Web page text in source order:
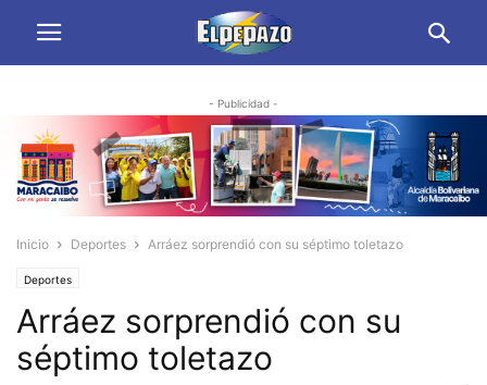
- Publicidad -
Inicio Deportes Arráez sorprendió con su séptimo toletazo
Deportes
Arráez sorprendió con su
séptimo toletazo